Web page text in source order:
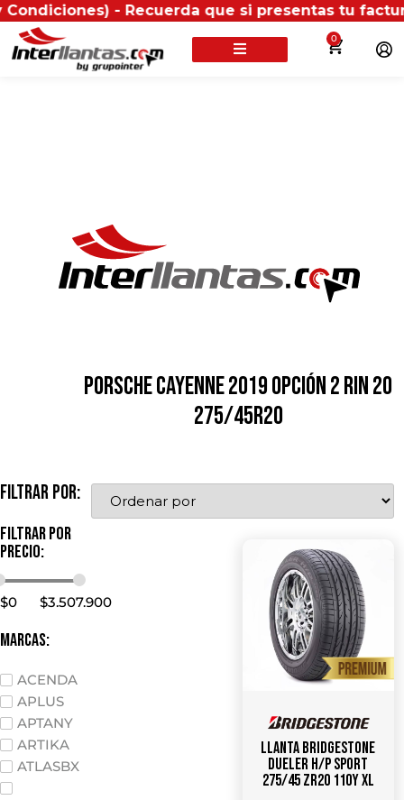
- Recuerda que si presentas tu factura
0
PORSCHE CAYENNE 2019 OPCIÓN 2 RIN 20
275/45R20
Filtrar por:
Filtrar por
precio:
$0 $3.507.900
marcas:
ACENDA
APLUS
APTANY
ARTIKA
ATLASBX
Llanta Bridgestone
Dueler H/P Sport
275/45 ZR20 110Y XL